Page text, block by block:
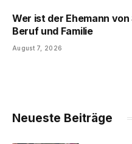
Wer ist der Ehemann
Beruf und Familie
August 7, 2026
Neueste Beiträge